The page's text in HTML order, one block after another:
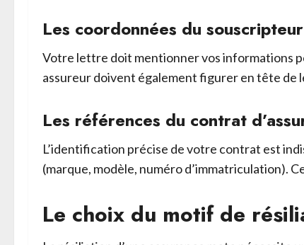
Les coordonnées du
Votre lettre doit mentionner vos informations
assureur doivent également figurer en tête de
Les références du contrat
L’identification précise de votre contrat est
(marque, modèle, numéro d’immatriculation).
Le choix du motif de